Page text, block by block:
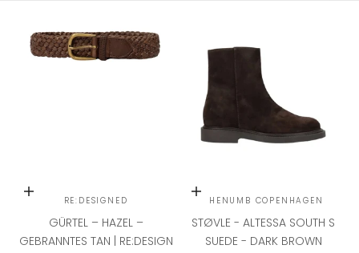
Optionen auswählen
RE:DESIGNED
GÜRTEL – HAZEL –
GEBRANNTES TAN | RE:DESIGN
Optionen auswählen
PHENUMB COPENHAGEN
STØVLE - ALTESSA SOUTH S
SUEDE - DARK BROWN